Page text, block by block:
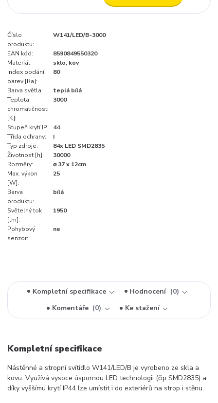
Číslo
produktu:
W141/LED/B-3000
EAN kód:
8590849550320
Materiál:
sklo, kov
Index podání
barev [Ra]:
80
Barva světla:
teplá bílá
Teplota
chromatičnosti
[K]:
3000
Stupeň krytí IP:
44
Třída ochrany:
I
Typ zdroje:
84x LED SMD2835
Životnost [h]:
30000
Rozměry:
⌀ 37 x 12cm
Max. výkon
[W]:
25
Barva
produktu:
bílá
Světelný tok
[lm]:
1950
Pohybový
senzor:
ne
Kompletní specifikace Hodnocení
0
Komentáře
0 Ke stažení
Kompletní specifikace
Nástěnné a stropní svítidlo W141/LED/B je vyrobeno ze skla a
kovu. Využívá vysoce úspornou LED technologii (čip SMD2835) a
díky vyššímu krytí IP44 lze umístit i do exteriérů na strop i stěnu.